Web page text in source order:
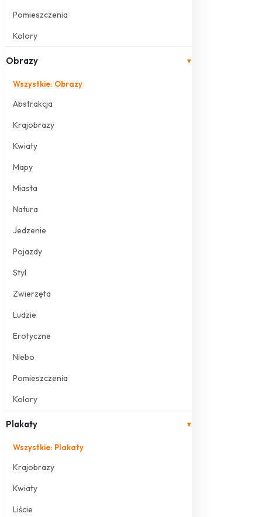
Pomieszczenia
Kolory
Obrazy ▾
Wszystkie: Obrazy
Abstrakcja
Krajobrazy
Kwiaty
Mapy
Miasta
Natura
Jedzenie
Pojazdy
Styl
Zwierzęta
Ludzie
Erotyczne
Niebo
Pomieszczenia
Kolory
Plakaty ▾
Wszystkie: Plakaty
Krajobrazy
Kwiaty
Liście